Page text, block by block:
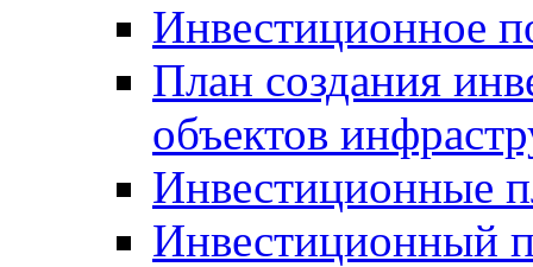
Инвестиционное
План создания
объектов
Инвестиционные
Инвестиционный